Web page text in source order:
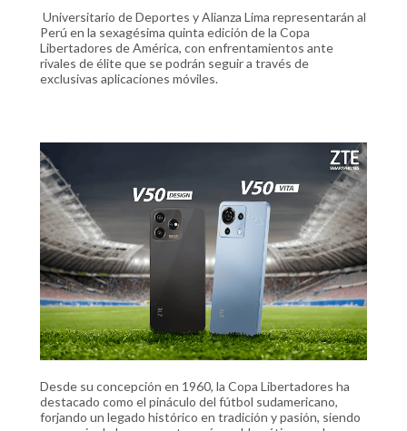
Universitario de Deportes y Alianza Lima representarán al
Perú en la sexagésima quinta edición de la Copa
Libertadores de América, con enfrentamientos ante
rivales de élite que se podrán seguir a través de
exclusivas aplicaciones móviles.
Desde su concepción en 1960, la Copa Libertadores ha
destacado como el pináculo del fútbol sudamericano,
forjando un legado histórico en tradición y pasión, siendo